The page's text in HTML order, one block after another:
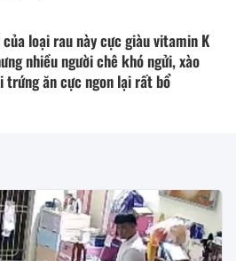
của loại rau này cực giàu vitamin K
nhiều người chê khó ngửi, xào
trứng ăn cực ngon lại rất bổ